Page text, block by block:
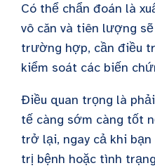
Có thể chẩn đoán là
vô căn và tiên lượng
trường hợp, cần điều
kiểm soát các biến
Điều quan trọng là
tế càng sớm càng tốt
trở lại, ngay cả khi
trị bệnh hoặc tình